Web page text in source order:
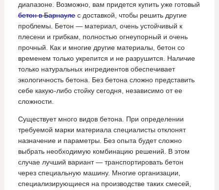
диапазоне. Возможно, вам придется купить уже готовый
бетон в Барнаулес доставкой, чтобы решить другие
проблемы. Бетон — материал, очень устойчивый к
плесени и грибкам, полностью огнеупорный и очень
прочный. Как и многие другие материалы, бетон со
временем только укрепится и не разрушится. Наличие
только натуральных ингредиентов обеспечивает
экологичность бетона. Без бетона сложно представить
себе какую-либо стойку сегодня, независимо от ее
сложности.
Существует много видов бетона. При определении
требуемой марки материала специалисты отклонят
назначение и параметры. Без опыта будет сложно
выбрать необходимую комбинацию решений. В этом
случае лучший вариант — транспортировать бетон
через специальную машину. Многие организации,
специализирующиеся на производстве таких смесей,